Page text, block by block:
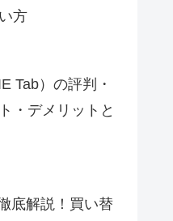
方
Tab）の評判・
・デメリットと
底解説！買い替